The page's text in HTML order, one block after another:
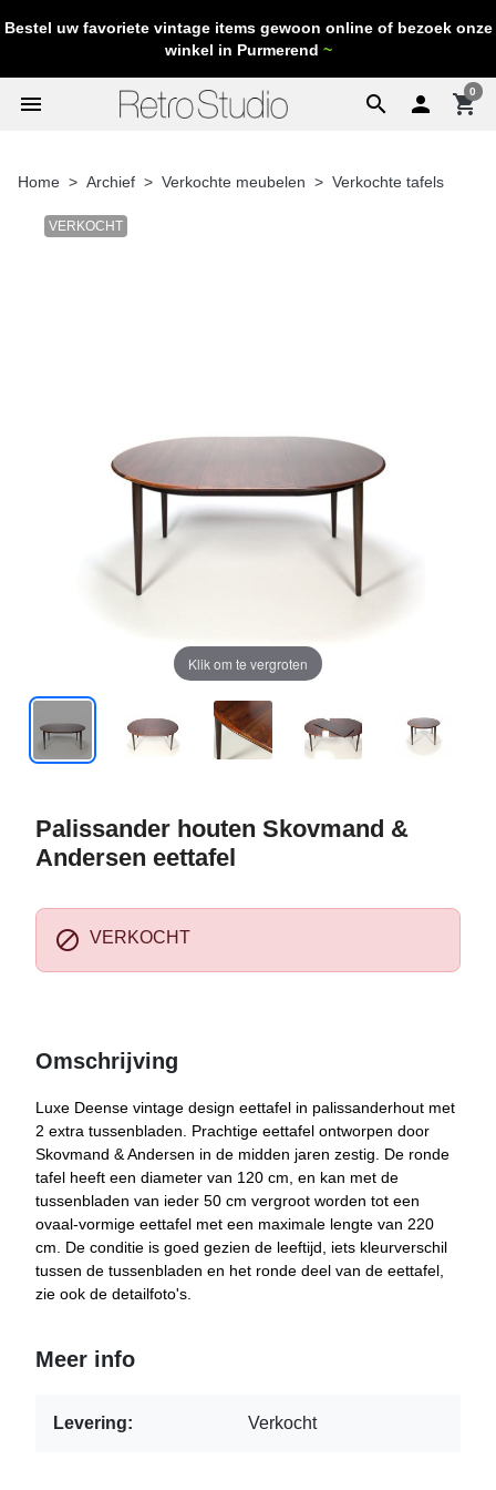
Bestel uw favoriete vintage items gewoon online of bezoek onze
winkel in Purmerend ~
search
menu  shopping_cart
0
Home Archief Verkochte meubelen Verkochte tafels
VERKOCHT
Klik om te vergroten
Palissander houten Skovmand &
Andersen eettafel
 VERKOCHT
Omschrijving
Luxe Deense vintage design eettafel in palissanderhout met
2 extra tussenbladen. Prachtige eettafel ontworpen door
Skovmand & Andersen in de midden jaren zestig. De ronde
tafel heeft een diameter van 120 cm, en kan met de
tussenbladen van ieder 50 cm vergroot worden tot een
ovaal-vormige eettafel met een maximale lengte van 220
cm. De conditie is goed gezien de leeftijd, iets kleurverschil
tussen de tussenbladen en het ronde deel van de eettafel,
zie ook de detailfoto's.
Meer info
Levering: Verkocht